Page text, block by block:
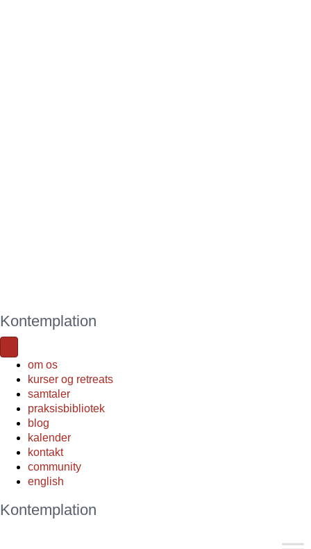
Kontemplation
om os
kurser og retreats
samtaler
praksisbibliotek
blog
kalender
kontakt
community
english
Kontemplation